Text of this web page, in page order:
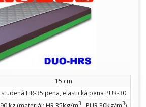
15 cm
studená HR-35 pena, elastická pena PUR-30
3 3